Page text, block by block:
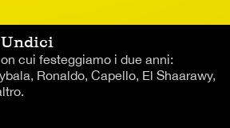
cui festeggiamo i due anni:
Ronaldo, Capello, El Shaarawy,